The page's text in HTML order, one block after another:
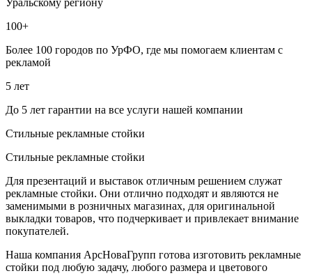
100+
Более 100 городов по УрФО, где мы помогаем клиентам с
рекламой
5 лет
До 5 лет гарантии на все услуги нашей компании
Стильные рекламные стойки
Стильные рекламные стойки
Для презентаций и выставок отличным решением служат
рекламные стойки. Они отлично подходят и являются не
заменимыми в розничных магазинах, для оригинальной
выкладки товаров, что подчеркивает и привлекает внимание
покупателей.
Наша компания АрсНоваГрупп готова изготовить рекламные
стойки под любую задачу, любого размера и цветового